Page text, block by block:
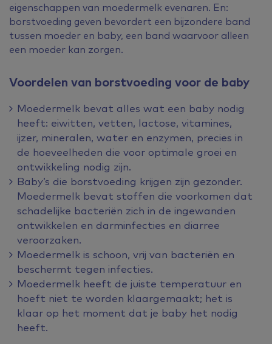
eigenschappen van moedermelk evenaren. En:
borstvoeding geven bevordert een bijzondere band
tussen moeder en baby, een band waarvoor alleen
een moeder kan zorgen.
Voordelen van borstvoeding voor de baby
Moedermelk bevat alles wat een baby nodig
heeft: eiwitten, vetten, lactose, vitamines,
ijzer, mineralen, water en enzymen, precies in
de hoeveelheden die voor optimale groei en
ontwikkeling nodig zijn.
Baby’s die borstvoeding krijgen zijn gezonder.
Moedermelk bevat stoffen die voorkomen dat
schadelijke bacteriën zich in de ingewanden
ontwikkelen en darminfecties en diarree
veroorzaken.
Moedermelk is schoon, vrij van bacteriën en
beschermt tegen infecties.
Moedermelk heeft de juiste temperatuur en
hoeft niet te worden klaargemaakt; het is
klaar op het moment dat je baby het nodig
heeft.